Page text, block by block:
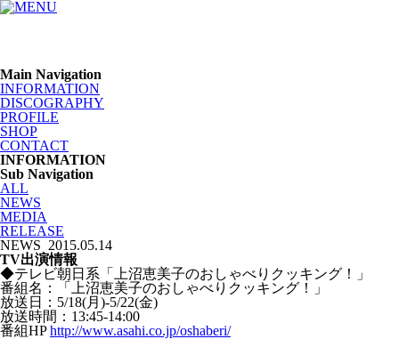
Main Navigation
INFORMATION
DISCOGRAPHY
PROFILE
SHOP
CONTACT
INFORMATION
Sub Navigation
ALL
NEWS
MEDIA
RELEASE
NEWS 2015.05.14
TV出演情報
◆テレビ朝日系「上沼恵美子のおしゃべりクッキング！」
番組名：「上沼恵美子のおしゃべりクッキング！」
放送日：5/18(月)-5/22(金)
放送時間：13:45-14:00
番組HPhttp://www.asahi.co.jp/oshaberi/